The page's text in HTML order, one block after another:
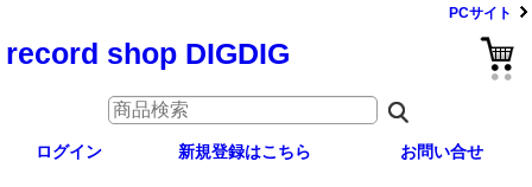
PCサイト
record shop DIGDIG
ログイン 新規登録はこちら お問い合せ